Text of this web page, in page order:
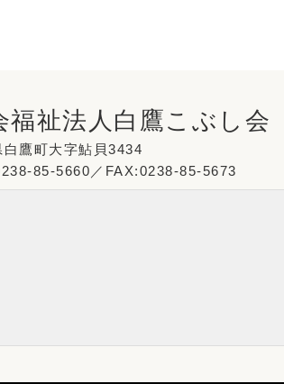
福祉法人白鷹こぶし会
白鷹町大字鮎貝3434
85-5660／FAX:0238-85-5673